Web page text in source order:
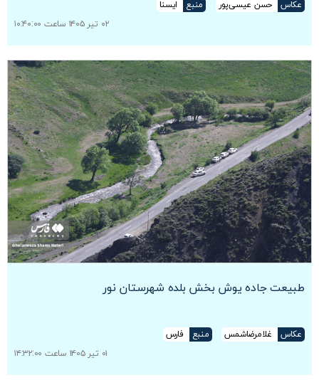
عکاس حسن عیسی‌پور منبع
ایسنا
۰۲ تیر ۱۴۰۵ ساعت ۱۰:۴۰:۰۰
طبیعت جاده یوش بخش بلده شهرستان نور
عکاس غلامرضاشمس منبع
فارس
۰۱ تیر ۱۴۰۵ ساعت ۱۴:۳۲:۰۰